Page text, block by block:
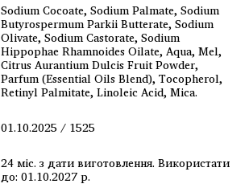
Sodium Cocoate, Sodium Palmate, Sodium
Butyrospermum Parkii Butterate, Sodium
Olivate, Sodium Castorate, Sodium
Hippophae Rhamnoides Oilate, Aqua, Mel,
Citrus Aurantium Dulcis Fruit Powder,
Parfum (Essential Oils Blend), Tocopherol,
Retinyl Palmitate, Linoleic Acid, Mica.
01.10.2025 / 1525
24 міс. з дати виготовлення. Використати
до: 01.10.2027 р.